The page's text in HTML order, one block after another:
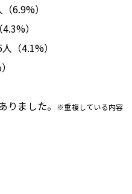
6.9%）
）
（4.1%）
りました。
※重複している内容